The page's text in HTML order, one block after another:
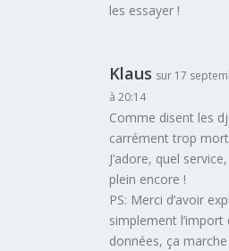
les essayer !
Klaus sur 17
à 20:14
Comme disent les
carrément trop
J’adore, quel
plein encore !
PS: Merci d’avoir
simplement l’import
données, ça marche